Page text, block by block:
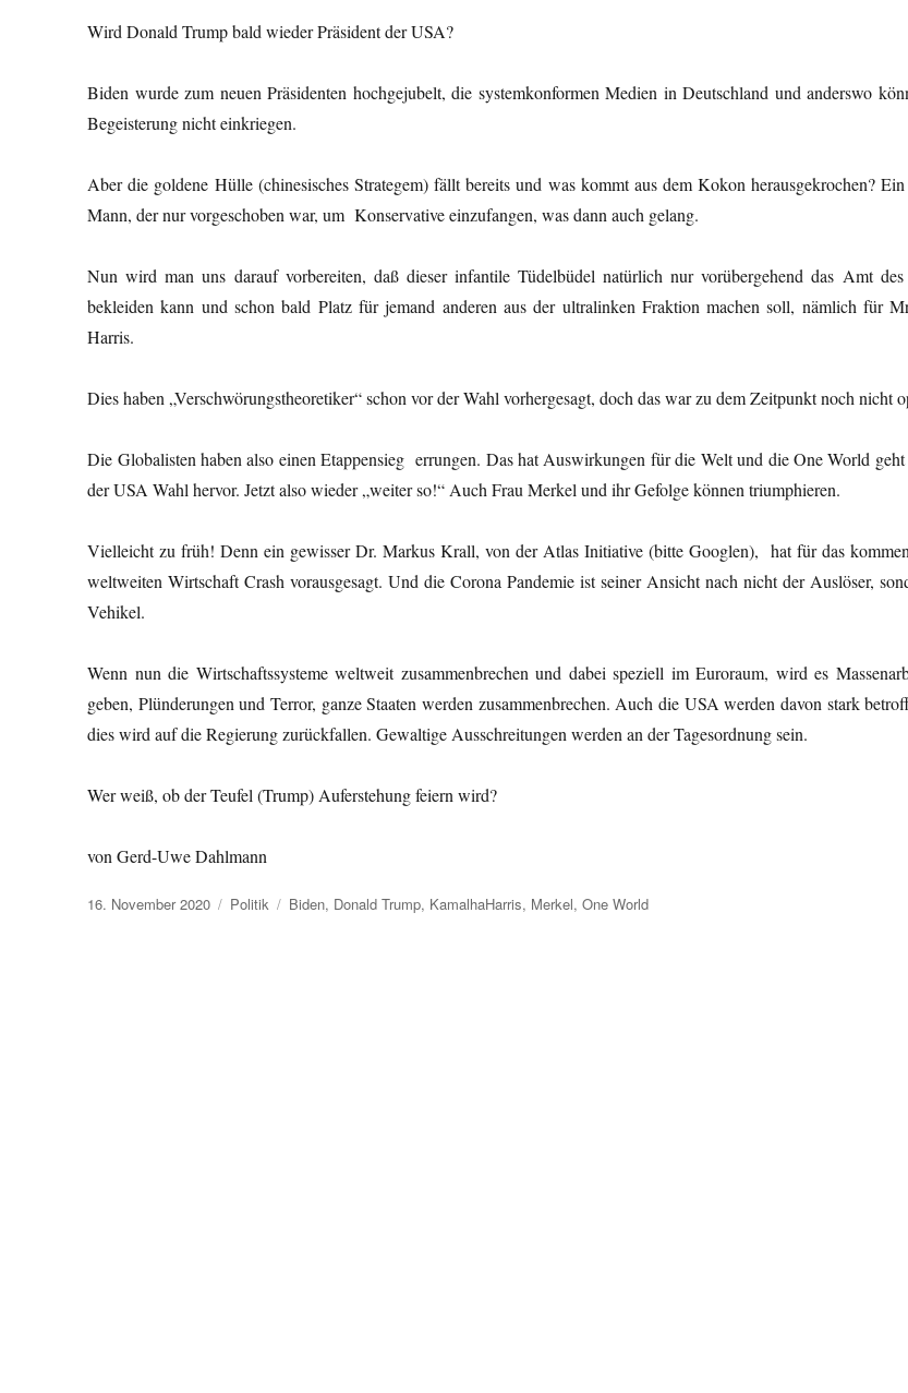
Wird Donald Trump bald wieder Präsident der USA?
Biden wurde zum neuen Präsidenten hochgejubelt, die systemkonformen Medien in Deutschland und anderswo
Begeisterung nicht einkriegen.
Aber die goldene Hülle (chinesisches Strategem) fällt bereits und was kommt aus dem Kokon herausgekrochen?
Mann, der nur vorgeschoben war, um Konservative einzufangen, was dann auch gelang.
Nun wird man uns darauf vorbereiten, daß dieser infantile Tüdelbüdel natürlich nur vorübergehend das Amt des
bekleiden kann und schon bald Platz für jemand anderen aus der ultralinken Fraktion machen soll, nämlich für
Harris.
Dies haben „Verschwörungstheoretiker“ schon vor der Wahl vorhergesagt, doch das war zu dem Zeitpunkt noch nicht
Die Globalisten haben also einen Etappensieg errungen. Das hat Auswirkungen für die Welt und die One World geht
der USA Wahl hervor. Jetzt also wieder „weiter so!“ Auch Frau Merkel und ihr Gefolge können triumphieren.
Vielleicht zu früh! Denn ein gewisser Dr. Markus Krall, von der Atlas Initiative (bitte Googlen), hat für das
weltweiten Wirtschaft Crash vorausgesagt. Und die Corona Pandemie ist seiner Ansicht nach nicht der Auslöser,
Vehikel.
Wenn nun die Wirtschaftssysteme weltweit zusammenbrechen und dabei speziell im Euroraum, wird es
geben, Plünderungen und Terror, ganze Staaten werden zusammenbrechen. Auch die USA werden davon stark
dies wird auf die Regierung zurückfallen. Gewaltige Ausschreitungen werden an der Tagesordnung sein.
Wer weiß, ob der Teufel (Trump) Auferstehung feiern wird?
von Gerd-Uwe Dahlmann
Veröffentlicht
16. November 2020 Kategorien
Politik Schlagwörter
Biden, Donald Trump, KamalhaHarris, Merkel,One World